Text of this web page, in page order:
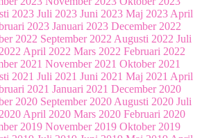
2023 Juli 2023 Juni 2023 Maj 2023 April
2023 Januari 2023 December 2022
2022 September 2022 Augusti 2022 Juli
April 2022 Mars 2022 Februari 2022
2021 November 2021 Oktober 2021
2021 Juli 2021 Juni 2021 Maj 2021 April
2021 Januari 2021 December 2020
2020 September 2020 Augusti 2020 Juli
April 2020 Mars 2020 Februari 2020
2019 November 2019 Oktober 2019